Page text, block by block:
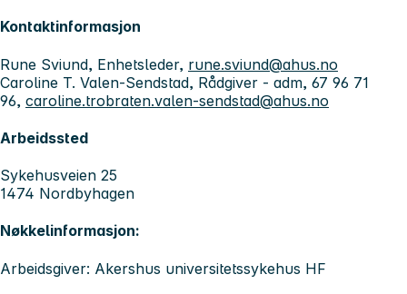
Kontaktinformasjon
Rune Sviund, Enhetsleder, rune.sviund@ahus.no
Caroline T. Valen-Sendstad, Rådgiver - adm, 67 96 71
96, caroline.trobraten.valen-sendstad@ahus.no
Arbeidssted
Sykehusveien 25
1474 Nordbyhagen
Nøkkelinformasjon:
Arbeidsgiver: Akershus universitetssykehus HF